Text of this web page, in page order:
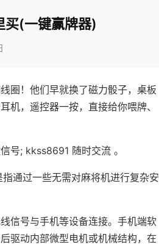
买(一键赢牌器)
圈！他们早就换了磁力骰子，桌板
机，遥控器一按，直接给你喂牌、
号; kkss8691 随时交流 。
通过一些无需对麻将机进行复杂安
信号与手机等设备连接。手机端软
驱动内部微型电机或机械结构，在